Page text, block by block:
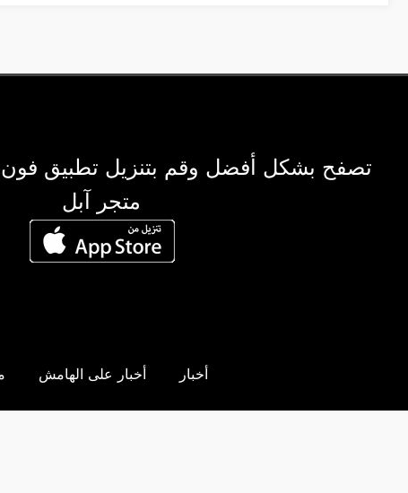
تصفح بشكل أفضل وقم بتنزيل تطبيق
متجر آبل
أخبار أخبار على الهامش